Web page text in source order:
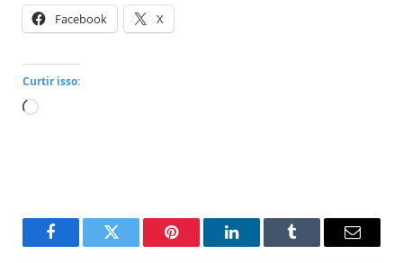
Facebook X
Curtir isso:
Carregando...
FacebookTwitter Pinterest LinkedInTumblr Email